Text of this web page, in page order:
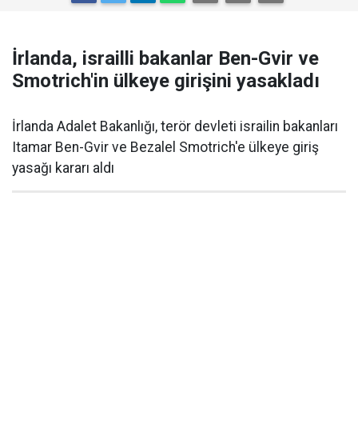
İrlanda, israilli bakanlar Ben-Gvir ve
Smotrich'in ülkeye girişini yasakladı
İrlanda Adalet Bakanlığı, terör devleti israilin bakanları
Itamar Ben-Gvir ve Bezalel Smotrich'e ülkeye giriş
yasağı kararı aldı